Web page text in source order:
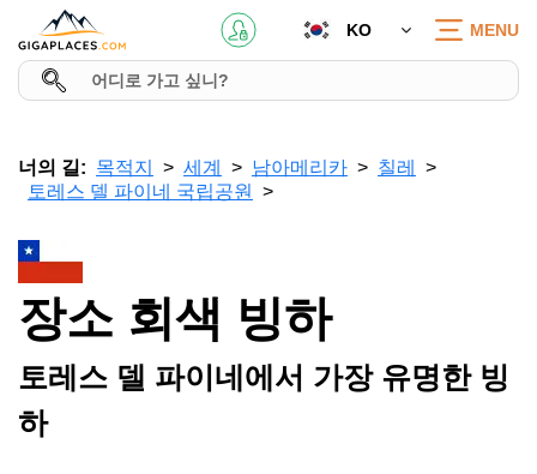
KO MENU
너의 길: 목적지 세계 남아메리카
칠레
토레스 델 파이네 국립공원
장소 회색 빙하
토레스 델 파이네에서 가장 유명한 빙
하